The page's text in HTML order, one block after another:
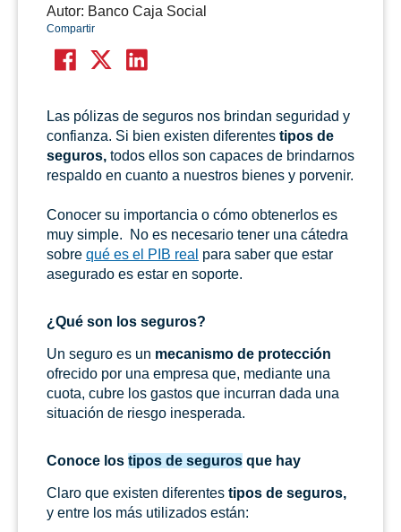
Autor: Banco Caja Social
Compartir
Las pólizas de seguros nos brindan seguridad y
confianza. Si bien existen diferentes tipos de
seguros, todos ellos son capaces de brindarnos
respaldo en cuanto a nuestros bienes y porvenir.
Conocer su importancia o cómo obtenerlos es
muy simple. No es necesario tener una cátedra
sobre qué es el PIB real para saber que estar
asegurado es estar en soporte.
¿Qué son los seguros?
Un seguro es un mecanismo de protección
ofrecido por una empresa que, mediante una
cuota, cubre los gastos que incurran dada una
situación de riesgo inesperada.
Conoce los tipos de seguros que hay
Claro que existen diferentes tipos de seguros,
y entre los más utilizados están: